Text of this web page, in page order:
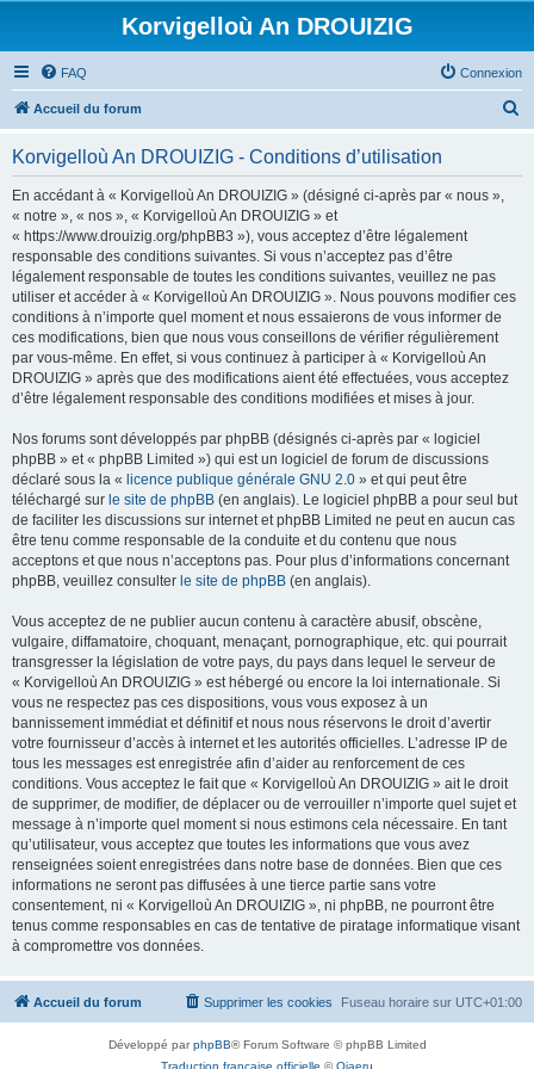
Korvigelloù An DROUIZIG
FAQ Connexion
Accueil du forum
Korvigelloù An DROUIZIG - Conditions d’utilisation
En accédant à « Korvigelloù An DROUIZIG » (désigné ci-après par « nous »,
« notre », « nos », « Korvigelloù An DROUIZIG » et
« https://www.drouizig.org/phpBB3 »), vous acceptez d’être légalement
responsable des conditions suivantes. Si vous n’acceptez pas d’être
légalement responsable de toutes les conditions suivantes, veuillez ne pas
utiliser et accéder à « Korvigelloù An DROUIZIG ». Nous pouvons modifier ces
conditions à n’importe quel moment et nous essaierons de vous informer de
ces modifications, bien que nous vous conseillons de vérifier régulièrement
par vous-même. En effet, si vous continuez à participer à « Korvigelloù An
DROUIZIG » après que des modifications aient été effectuées, vous acceptez
d’être légalement responsable des conditions modifiées et mises à jour.
Nos forums sont développés par phpBB (désignés ci-après par « logiciel
phpBB » et « phpBB Limited ») qui est un logiciel de forum de discussions
déclaré sous la « licence publique générale GNU 2.0 » et qui peut être
téléchargé sur le site de phpBB (en anglais). Le logiciel phpBB a pour seul but
de faciliter les discussions sur internet et phpBB Limited ne peut en aucun cas
être tenu comme responsable de la conduite et du contenu que nous
acceptons et que nous n’acceptons pas. Pour plus d’informations concernant
phpBB, veuillez consulter le site de phpBB (en anglais).
Vous acceptez de ne publier aucun contenu à caractère abusif, obscène,
vulgaire, diffamatoire, choquant, menaçant, pornographique, etc. qui pourrait
transgresser la législation de votre pays, du pays dans lequel le serveur de
« Korvigelloù An DROUIZIG » est hébergé ou encore la loi internationale. Si
vous ne respectez pas ces dispositions, vous vous exposez à un
bannissement immédiat et définitif et nous nous réservons le droit d’avertir
votre fournisseur d’accès à internet et les autorités officielles. L’adresse IP de
tous les messages est enregistrée afin d’aider au renforcement de ces
conditions. Vous acceptez le fait que « Korvigelloù An DROUIZIG » ait le droit
de supprimer, de modifier, de déplacer ou de verrouiller n’importe quel sujet et
message à n’importe quel moment si nous estimons cela nécessaire. En tant
qu’utilisateur, vous acceptez que toutes les informations que vous avez
renseignées soient enregistrées dans notre base de données. Bien que ces
informations ne seront pas diffusées à une tierce partie sans votre
consentement, ni « Korvigelloù An DROUIZIG », ni phpBB, ne pourront être
tenus comme responsables en cas de tentative de piratage informatique visant
à compromettre vos données.
Accueil du forum Fuseau horaire sur UTC+01:00
Supprimer les cookies
Développé parphpBB® Forum Software © phpBB Limited
Traduction française officielle ©Qiaeru